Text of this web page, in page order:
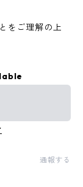
をご理解の上
通報する